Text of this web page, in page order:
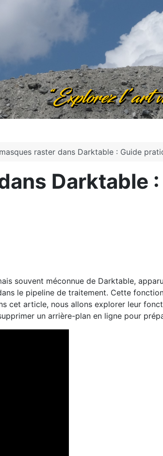
raster dans Darktable : Guide
Darktable
souvent méconnue de Darktable,
le pipeline de traitement. Cette
cet article, nous allons explorer leur
un arrière-plan en ligne pour